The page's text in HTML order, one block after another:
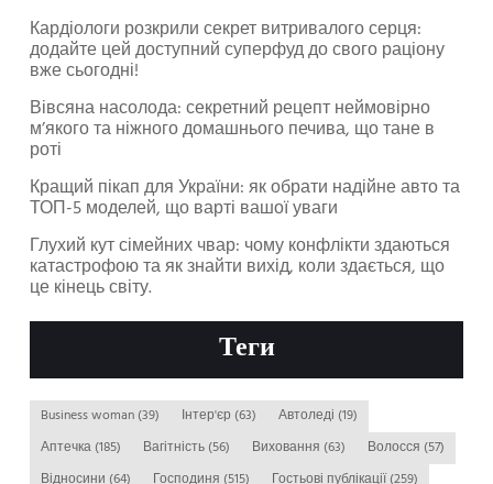
Кардіологи розкрили секрет витривалого серця:
додайте цей доступний суперфуд до свого раціону
вже сьогодні!
Вівсяна насолода: секретний рецепт неймовірно
м’якого та ніжного домашнього печива, що тане в
роті
Кращий пікап для України: як обрати надійне авто та
ТОП-5 моделей, що варті вашої уваги
Глухий кут сімейних чвар: чому конфлікти здаються
катастрофою та як знайти вихід, коли здається, що
це кінець світу.
Теги
Business woman (39) Інтер'єр (63) Автоледі (19)
Аптечка (185) Вагітність (56) Виховання (63) Волосся (57)
Відносини (64) Господиня (515) Гостьові публікації(259)